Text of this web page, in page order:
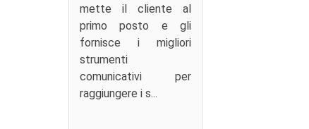
mette il cliente al
primo posto e gli
fornisce i migliori
strumenti
comunicativi per
raggiungere i s...